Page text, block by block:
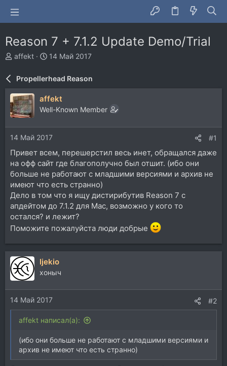
Reason 7 + 7.1.2 Update Demo/Trial
А
т
р
т
е
affekt
Д
т
н
а
ч
л
а
14 Май 2017
Propellerhead Reason
affekt
Well-Known Member
14 Май 2017 #1
Привет всем, перешерстил весь инет, обращался даже
на офф сайт где благополучно был отшит. (ибо они
больше не работают с младшими версиями и архив не
имеют что есть странно)
Дело в том что я ищу дистирибутив Reason 7 с
апдейтом до 7.1.2 для Mac, возможно у кого то
остался? и лежит?
Поможите пожалуйста люди добрые
ljekio
хоныч
14 Май 2017 #2
affekt написал(а):
(ибо они больше не работают с младшими версиями и
архив не имеют что есть странно)